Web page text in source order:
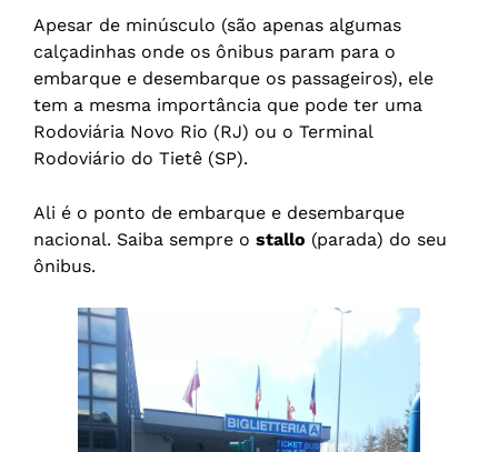
Apesar de minúsculo (são apenas algumas
calçadinhas onde os ônibus param para o
embarque e desembarque os passageiros), ele
tem a mesma importância que pode ter uma
Rodoviária Novo Rio (RJ) ou o Terminal
Rodoviário do Tietê (SP).
Ali é o ponto de embarque e desembarque
nacional. Saiba sempre o stallo (parada) do seu
ônibus.